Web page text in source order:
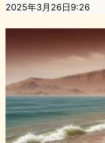
2025年3月26日9:26